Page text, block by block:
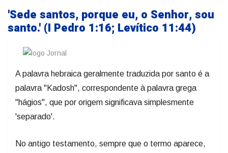
'Sede santos, porque eu, o Senhor, sou
santo.' (I Pedro 1:16; Levítico 11:44)
A palavra hebraica geralmente traduzida por santo é a
palavra "Kadosh", correspondente à palavra grega
"hágios", que por origem significava simplesmente
'separado'.
No antigo testamento, sempre que o termo aparece,